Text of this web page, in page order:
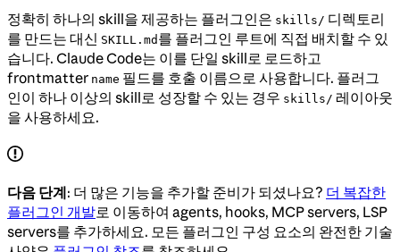
정확히 하나의 skill을 제공하는 플러그인은 skills/ 디렉토리
를 만드는 대신 SKILL.md 를 플러그인 루트에 직접 배치할 수 있
습니다. Claude Code는 이를 단일 skill로 로드하고
frontmatter name 필드를 호출 이름으로 사용합니다. 플러그
인이 하나 이상의 skill로 성장할 수 있는 경우 skills/ 레이아웃
을 사용하세요.
다음 단계: 더 많은 기능을 추가할 준비가 되셨나요? 더 복잡한
플러그인 개발로 이동하여 agents, hooks, MCP servers, LSP
servers를 추가하세요. 모든 플러그인 구성 요소의 완전한 기술